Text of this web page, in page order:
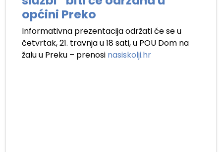
općini Preko
Informativna prezentacija održati će se u
četvrtak, 21. travnja u 18 sati, u POU Dom na
žalu u Preku – prenosi nasiskolji.hr